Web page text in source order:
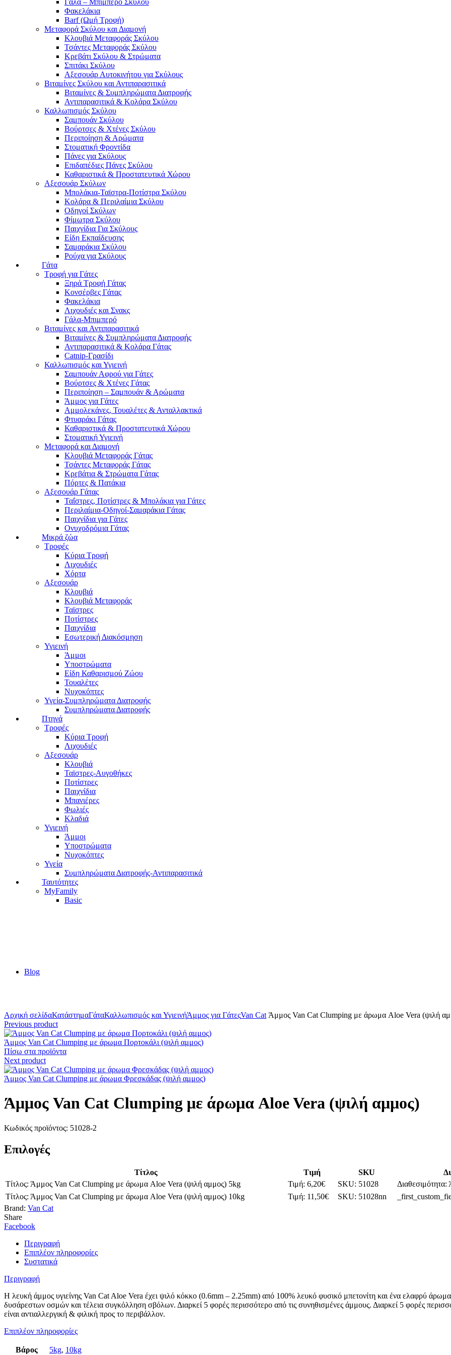
Γάλα – Μπιμπερό Σκύλου
Φακελάκια
Barf (Ωμή Τροφή)
Μεταφορά Σκύλου και Διαμονή
Κλουβιά Μεταφοράς Σκύλου
Τσάντες Μεταφοράς Σκύλου
Κρεβάτι Σκύλου & Στρώματα
Σπιτάκι Σκύλου
Αξεσουάρ Αυτοκινήτου για Σκύλους
Βιταμίνες Σκύλου και Αντιπαρασιτικά
Βιταμίνες & Συμπληρώματα Διατροφής
Αντιπαρασιτικά & Κολάρα Σκύλου
Καλλωπισμός Σκύλου
Σαμπουάν Σκύλου
Βούρτσες & Χτένες Σκύλου
Περιποίηση & Αρώματα
Στοματική Φροντίδα
Πάνες για Σκύλους
Επιδαπέδιες Πάνες Σκύλου
Καθαριστικά & Προστατευτικά Χώρου
Αξεσουάρ Σκύλων
Μπολάκια-Ταϊστρα-Ποτίστρα Σκύλου
Κολάρα & Περιλαίμια Σκύλου
Οδηγοί Σκύλων
Φίμωτρα Σκύλου
Παιχνίδια Για Σκύλους
Είδη Εκπαίδευσης
Σαμαράκια Σκύλου
Ρούχα για Σκύλους
Γάτα
Τροφή για Γάτες
Ξηρά Τροφή Γάτας
Κονσέρβες Γάτας
Φακελάκια
Λιχουδιές και Σνακς
Γάλα-Μπιμπερό
Βιταμίνες και Αντιπαρασιτικά
Βιταμίνες & Συμπληρώματα Διατροφής
Αντιπαρασιτικά & Κολάρα Γάτας
Catnip-Γρασίδι
Καλλωπισμός και Υγιεινή
Σαμπουάν Αφρού για Γάτες
Βούρτσες & Χτένες Γάτας
Περιποίηση – Σαμπουάν & Αρώματα
Άμμος για Γάτες
Αμμολεκάνες, Τουαλέτες & Ανταλλακτικά
Φτυαράκι Γάτας
Καθαριστικά & Προστατευτικά Χώρου
Στοματική Υγιεινή
Μεταφορά και Διαμονή
Κλουβιά Μεταφοράς Γάτας
Τσάντες Μεταφοράς Γάτας
Κρεβάτια & Στρώματα Γάτας
Πόρτες & Πατάκια
Αξεσουάρ Γάτας
Ταΐστρες, Ποτίστρες & Μπολάκια για Γάτες
Περιλαίμια-Οδηγοί-Σαμαράκια Γάτας
Παιχνίδια για Γάτες
Ονυχοδρόμια Γάτας
Μικρά ζώα
Τροφές
Κύρια Τροφή
Λιχουδιές
Χόρτα
Αξεσουάρ
Κλουβιά
Κλουβιά Μεταφοράς
Ταϊστρες
Ποτίστρες
Παιχνίδια
Εσωτερική Διακόσμηση
Υγιεινή
Άμμοι
Υποστρώματα
Είδη Καθαρισμού Ζώου
Τουαλέτες
Νυχοκόπτες
Υγεία-Συμπληρώματα Διατροφής
Συμπληρώματα Διατροφής
Πτηνά
Τροφές
Κύρια Τροφή
Λιχουδιές
Αξεσουάρ
Κλουβιά
Ταϊστρες-Αυγοθήκες
Ποτίστρες
Παιχνίδια
Μπανιέρες
Φωλιές
Κλαδιά
Υγιεινή
Άμμοι
Υποστρώματα
Νυχοκόπτες
Υγεία
Συμπληρώματα Διατροφής-Αντιπαρασιτικά
Ταυτότητες
MyFamily
Basic
Blog
Αρχική σελίδαΚατάστημαΓάταΚαλλωπισμός και ΥγιεινήΆμμος για ΓάτεςVan Cat Άμμος Van Cat Clumping με άρωμα Aloe Vera (ψιλή
Previous product
Άμμος Van Cat Clumping με άρωμα Πορτοκάλι (ψιλή αμμος)
Πίσω στα προϊόντα
Next product
Άμμος Van Cat Clumping με άρωμα Φρεσκάδας (ψιλή αμμος)
Άμμος Van Cat Clumping με άρωμα Aloe Vera (ψιλή αμμος)
Κωδικός προϊόντος: 51028-2
Επιλογές
Τίτλος Τιμή SKU
Τίτλος: Άμμος Van Cat Clumping με άρωμα Aloe Vera (ψιλή αμμος) 5kg Τιμή: 6,20€ SKU: 51028 Διαθεσιμότητα:
Τίτλος: Άμμος Van Cat Clumping με άρωμα Aloe Vera (ψιλή αμμος) 10kg Τιμή: 11,50€ SKU: 51028nn
Brand: Van Cat
Share
Facebook
Περιγραφή
Επιπλέον πληροφορίες
Συστατικά
Περιγραφή
Η λευκή άμμος υγιείνης Van Cat Aloe Vera έχει ψιλό κόκκο (0.6mm – 2.25mm) από 100% λευκό φυσικό μπετονίτη και ένα ελαφρύ
δυσάρεστων οσμών και τέλεια συγκόλληση σβόλων. Διαρκεί 5 φορές περισσότερο από τις συνηθισμένες άμμους. Διαρκεί 5 φορές
είναι αντιαλλεργική & φιλική προς το περιβάλλον.
Επιπλέον πληροφορίες
Βάρος 5kg, 10kg